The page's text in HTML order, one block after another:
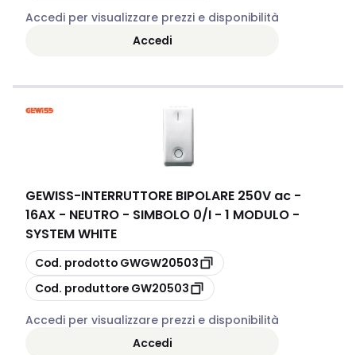
Accedi per visualizzare prezzi e disponibilità
Accedi
GEWISS-INTERRUTTORE BIPOLARE 250V ac -
16AX - NEUTRO - SIMBOLO 0/I - 1 MODULO -
SYSTEM WHITE
copia
Cod. prodotto GWGW20503
copia
Cod. produttore GW20503
Accedi per visualizzare prezzi e disponibilità
Accedi